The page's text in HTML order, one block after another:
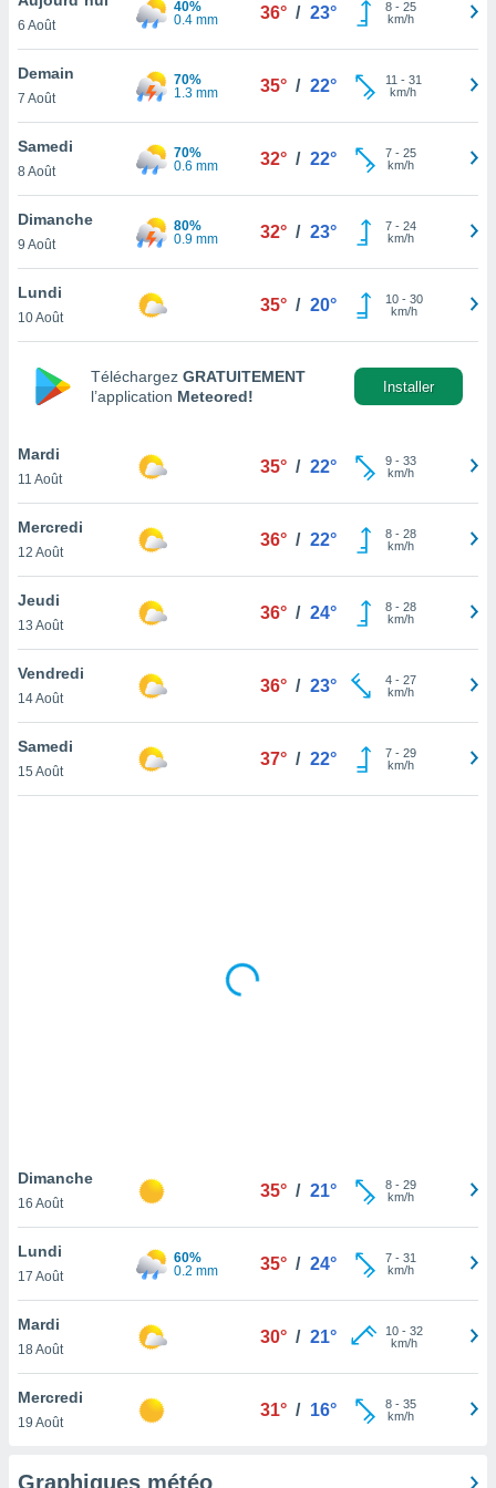
et
»,
au
vous
qu'ils
ou
le
ainsi
un
la
du
votre
à
en
le
notre
que
et que
6 Août
40%
0.4 mm
36° / 23° 8- 25
km/h
Demain
7 Août
70%
1.3 mm
35° / 22° 11 - 31
km/h
Samedi
8 Août
70%
0.6 mm
32° / 22° 7- 25
km/h
Dimanche
9 Août
80%
0.9 mm
32° / 23° 7- 24
km/h
Lundi
10 Août
35° / 20° 10- 30
km/h
Téléchargez GRATUITEMENT
l’application Meteored!
Installer
Mardi
11 Août
35° / 22° 9- 33
km/h
Mercredi
12 Août
36° / 22° 8- 28
km/h
Jeudi
13 Août
36° / 24° 8- 28
km/h
Vendredi
14 Août
36° / 23° 4- 27
km/h
Samedi
15 Août
37° / 22° 7- 29
km/h
Dimanche
16 Août
35° / 21° 8- 29
km/h
Lundi
17 Août
60%
0.2 mm
35° / 24° 7- 31
km/h
Mardi
18 Août
30° / 21° 10- 32
km/h
Mercredi
19 Août
31° / 16° 8- 35
km/h
Graphiques météo